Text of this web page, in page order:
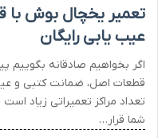
تعمیر یخچال بوش
عیب یابی رایگان
اگر بخواهیم صادقانه بگوییم
قطعات اصل، ضمانت کتبی و
تعداد مراکز تعمیراتی زیاد است
شما قرار…